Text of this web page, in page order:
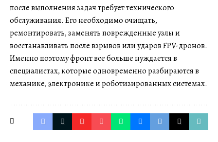
после выполнения задач требует технического
обслуживания. Его необходимо очищать,
ремонтировать, заменять поврежденные узлы и
восстанавливать после взрывов или ударов FPV-дронов.
Именно поэтому фронт все больше нуждается в
специалистах, которые одновременно разбираются в
механике, электронике и роботизированных системах.